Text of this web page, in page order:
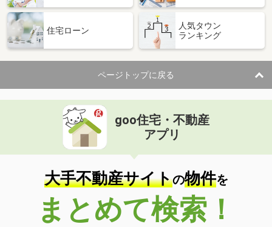
住宅ローン
人気タウン
ランキング
ページトップに戻る
goo住宅・不動産
アプリ
大手不動産サイトの物件を
まとめて検索！